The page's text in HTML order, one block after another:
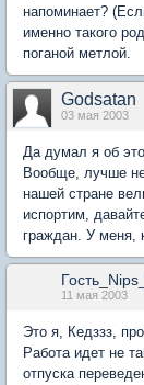
напоминает?
именно такого
поганой метлой.
Godsatan
03 мая 2003
Да думал я об
Вообще, лучше
нашей стране
испортим,
граждан. У меня,
11 мая 2003
Это я, Кедззз,
Работа идет не
отпуска